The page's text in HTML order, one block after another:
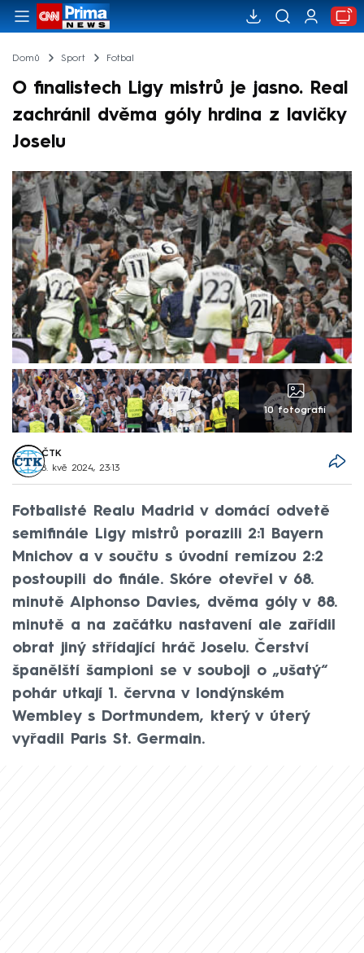
Domů Sport Fotbal
O finalistech Ligy mistrů je jasno. Real
zachránil dvěma góly hrdina z lavičky
Joselu
10 fotografií
ČTK
8. kvě 2024, 23:13
Fotbalisté Realu Madrid v domácí odvetě
semifinále Ligy mistrů porazili 2:1 Bayern
Mnichov a v součtu s úvodní remízou 2:2
postoupili do finále. Skóre otevřel v 68.
minutě Alphonso Davies, dvěma góly v 88.
minutě a na začátku nastavení ale zařídil
obrat jiný střídající hráč Joselu. Čerství
španělští šampioni se v souboji o „ušatý“
pohár utkají 1. června v londýnském
Wembley s Dortmundem, který v úterý
vyřadil Paris St. Germain.